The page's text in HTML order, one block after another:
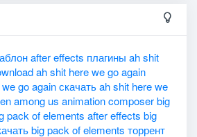
after effects плагины ah shit
ah shit here we go again
go again скачатьah shit here we
among us animation composerbig
pack of elements after effects big
big pack of elements торрент